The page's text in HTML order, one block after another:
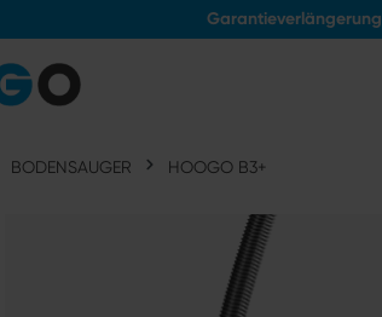
Garantieverlängerung
BODENSAUGER HOOGO B3+